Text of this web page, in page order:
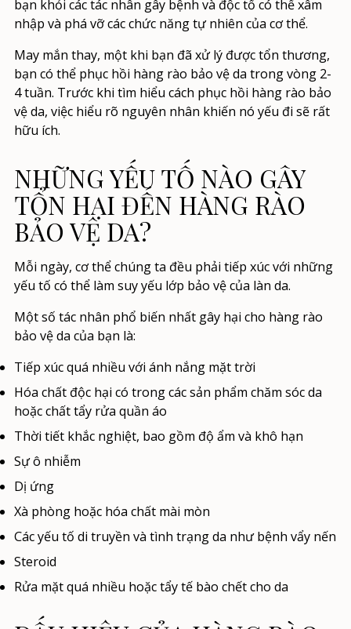
bạn khỏi các tác nhân gây bệnh và độc tố có thể xâm
nhập và phá vỡ các chức năng tự nhiên của cơ thể.
May mắn thay, một khi bạn đã xử lý được tổn thương,
bạn có thể phục hồi hàng rào bảo vệ da trong vòng 2-
4 tuần. Trước khi tìm hiểu cách phục hồi hàng rào bảo
vệ da, việc hiểu rõ nguyên nhân khiến nó yếu đi sẽ rất
hữu ích.
NHỮNG YẾU TỐ NÀO GÂY
TỔN HẠI ĐẾN HÀNG RÀO
BẢO VỆ DA?
Mỗi ngày, cơ thể chúng ta đều phải tiếp xúc với những
yếu tố có thể làm suy yếu lớp bảo vệ của làn da.
Một số tác nhân phổ biến nhất gây hại cho hàng rào
bảo vệ da của bạn là:
Tiếp xúc quá nhiều với ánh nắng mặt trời
Hóa chất độc hại có trong các sản phẩm chăm sóc da
hoặc chất tẩy rửa quần áo
Thời tiết khắc nghiệt, bao gồm độ ẩm và khô hạn
Sự ô nhiễm
Dị ứng
Xà phòng hoặc hóa chất mài mòn
Các yếu tố di truyền và tình trạng da như bệnh vẩy nến
Steroid
Rửa mặt quá nhiều hoặc tẩy tế bào chết cho da